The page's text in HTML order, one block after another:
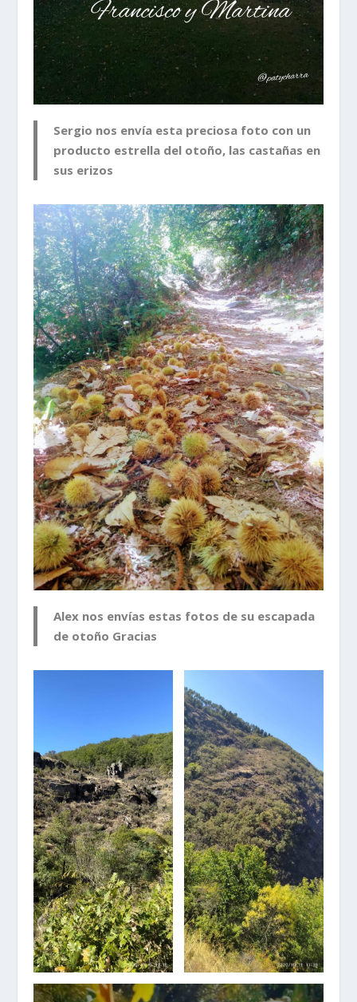
Sergio nos envía esta preciosa foto con un
producto estrella del otoño, las castañas en
sus erizos
Alex nos envías estas fotos de su escapada
de otoño Gracias